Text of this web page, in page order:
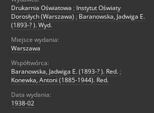
Drukarnia Oświatowa ; Instytut Oświaty
Dorosłych (Warszawa) ; Baranowska, Jadwiga E.
(1893-? ). Wyd.
Miejsce wydania:
Warszawa
Współtwórca:
Baranowska, Jadwiga E. (1893-? ). Red. ;
Konewka, Antoni (1885-1944). Red.
Data wydania:
1938-02